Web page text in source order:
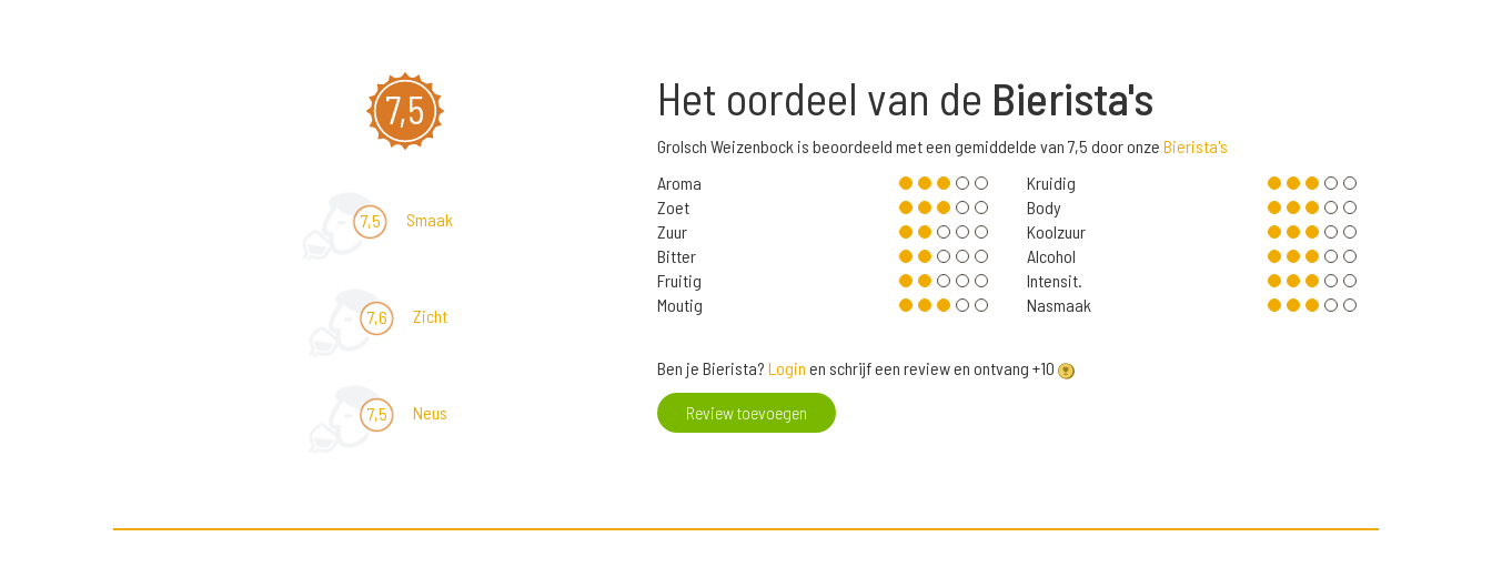
7,5
7,5 Smaak
7,6 Zicht
7,5 Neus
Het oordeel van de Bierista's
Grolsch Weizenbock is beoordeeld met een gemiddelde van 7,5 door onze Bierista's
Aroma
Zoet
Zuur
Bitter
Fruitig
Moutig
Kruidig
Body
Koolzuur
Alcohol
Intensit.
Nasmaak
Ben je Bierista? Login en schrijf een review en ontvang +10
Review toevoegen